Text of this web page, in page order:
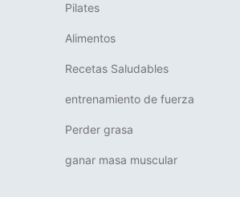
Pilates
Alimentos
Recetas Saludables
entrenamiento de fuerza
Perder grasa
ganar masa muscular